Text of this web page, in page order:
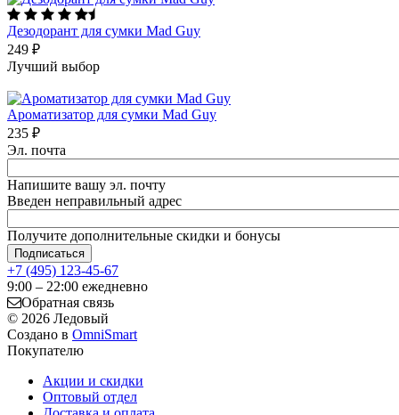
Дезодорант для сумки Mad Guy
249 ₽
Лучший выбор
Ароматизатор для сумки Mad Guy
235 ₽
Эл. почта
Напишите вашу эл. почту
Введен неправильный адрес
Получите дополнительные скидки и бонусы
+7 (495) 123-45-67
9:00 – 22:00 ежедневно
Обратная связь
© 2026 Ледовый
Создано в OmniSmart
Покупателю
Акции и скидки
Оптовый отдел